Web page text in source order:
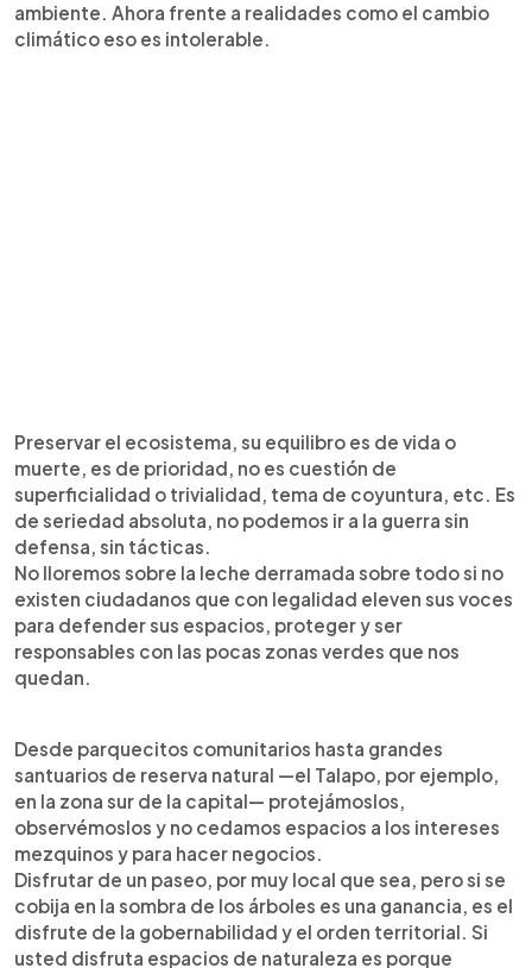
ambiente. Ahora frente a realidades como el cambio
climático eso es intolerable.
Preservar el ecosistema, su equilibro es de vida o
muerte, es de prioridad, no es cuestión de
superficialidad o trivialidad, tema de coyuntura, etc. Es
de seriedad absoluta, no podemos ir a la guerra sin
defensa, sin tácticas.
No lloremos sobre la leche derramada sobre todo si no
existen ciudadanos que con legalidad eleven sus voces
para defender sus espacios, proteger y ser
responsables con las pocas zonas verdes que nos
quedan.
Desde parquecitos comunitarios hasta grandes
santuarios de reserva natural —el Talapo, por ejemplo,
en la zona sur de la capital— protejámoslos,
observémoslos y no cedamos espacios a los intereses
mezquinos y para hacer negocios.
Disfrutar de un paseo, por muy local que sea, pero si se
cobija en la sombra de los árboles es una ganancia, es el
disfrute de la gobernabilidad y el orden territorial. Si
usted disfruta espacios de naturaleza es porque